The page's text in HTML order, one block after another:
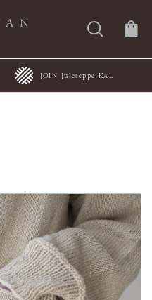
JOIN Juleteppe KAL